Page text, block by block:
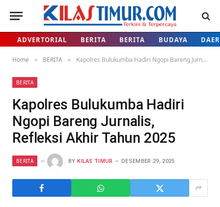
ADVERTORIAL BERITA BERITA BUDAYA
Home » BERITA » Kapolres Bulukumba Hadiri Ngopi Bareng Jurnalis, Refleksi Akhir Tahun 2025
BERITA
Kapolres Bulukumba Hadiri
Ngopi Bareng Jurnalis,
Refleksi Akhir Tahun 2025
BERITA BY KILAS TIMUR DESEMBER 29, 2025